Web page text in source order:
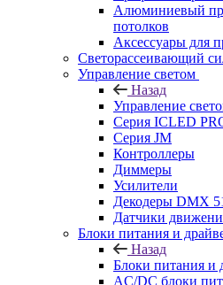
Алюминиевый
потолков
Аксессуары для
Светорассеивающий
Управление светом
Назад
Управление
Серия ICLED
Серия JM
Контроллеры
Диммеры
Усилители
Декодеры DMX
Датчики
Блоки питания и
Назад
Блоки питания и
AC/DC блоки